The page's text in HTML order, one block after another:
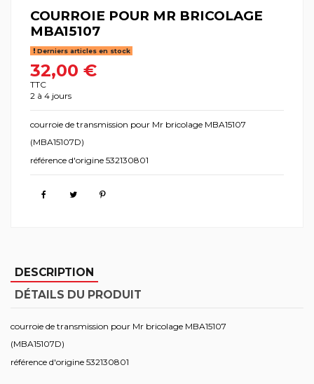
COURROIE POUR MR BRICOLAGE
MBA15107
Derniers articles en stock
32,00 €
TTC
2 à 4 jours
courroie de transmission pour Mr bricolage MBA15107
(MBA15107D)
référence d'origine 532130801
DESCRIPTION
DÉTAILS DU PRODUIT
courroie de transmission pour Mr bricolage MBA15107
(MBA15107D)
référence d'origine 532130801